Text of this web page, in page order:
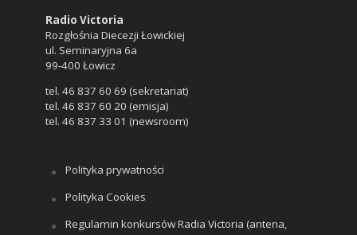
Radio Victoria
Rozgłośnia Diecezji Łowickiej
ul. Seminaryjna 6a
99-400 Łowicz
tel. 46 837 60 69 (sekretariat)
tel. 46 837 60 20 (emisja)
tel. 46 837 33 01 (newsroom)
Polityka prywatności
Polityka Cookies
Regulamin konkursów Radia Victoria (antena,